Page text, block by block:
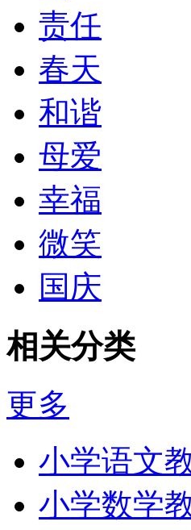
责任
春天
和谐
母爱
幸福
微笑
国庆
相关分类
更多
小学语文
小学数学